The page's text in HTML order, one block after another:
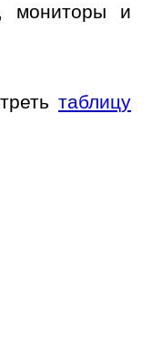
мониторы и
таблицу